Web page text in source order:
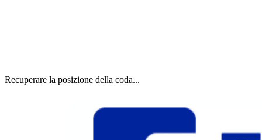
Recuperare la posizione della coda...